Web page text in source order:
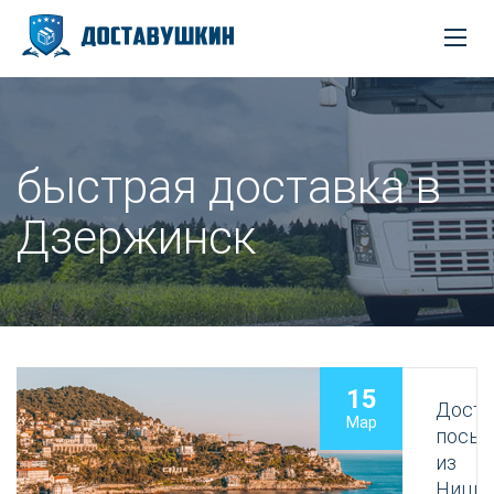
быстрая доставка в
Дзержинск
15
Мар
из